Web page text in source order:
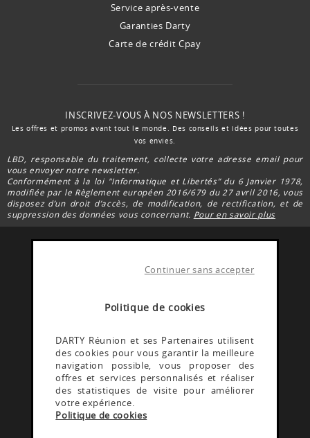
Politique de cookies
Continuer sans accepter
DARTY Réunion et ses Partenaires utilisent
des cookies pour vous garantir la meilleure
navigation possible, vous proposer des
offres et services personnalisés et réaliser
des statistiques de visite pour améliorer
votre expérience.
Politique de cookies
Service après-vente
Garanties Darty
Carte de crédit Cpay
INSCRIVEZ-VOUS À NOS NEWSLETTERS !
Les offres et promos avant tout le monde. Des conseils et idées pour toutes
vos envies.
LBD, responsable du traitement, collecte votre adresse email pour
vous envoyer notre newsletter.
Conformément à la loi "Informatique et Libertés” du 6 Janvier 1978,
modifiée par le Règlement européen 2016/679 du 27 avril 2016, vous
disposez d’un droit d’accès, de modification, de rectification, et de
suppression des données vous concernant. Pour en savoir plus
FACEBOOK DARTY
Rejoignez la communauté Darty Réunion
INSTAGRAM DARTY
Découvrez les coulisses @Dartyreunion
YOUTUBE DARTY
Rejoignez la communauté Darty reunion